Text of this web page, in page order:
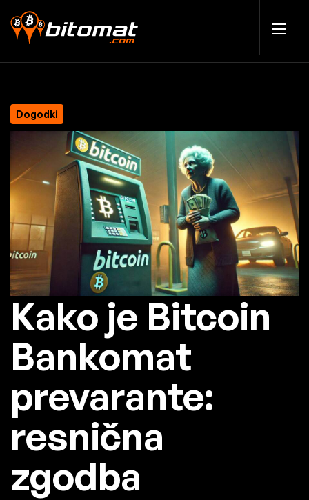
Dogodki
Kako je Bitcoin
Bankomat
prevarante:
resnična
zgodba